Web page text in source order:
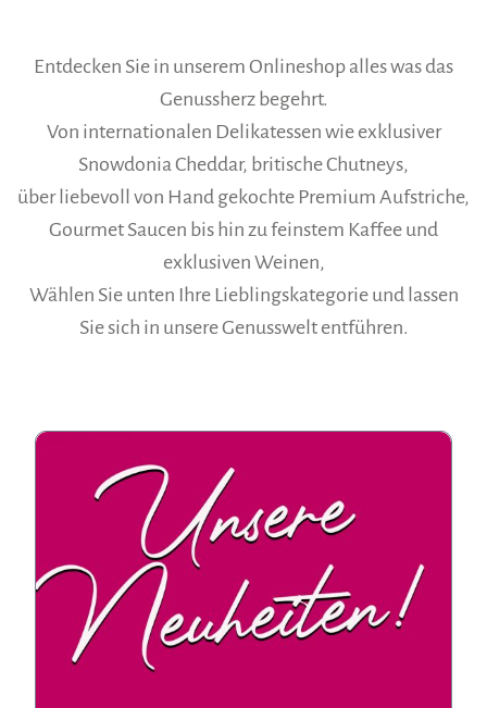
Entdecken Sie in unserem Onlineshop alles was das
Genussherz begehrt.
Von internationalen Delikatessen wie exklusiver
Snowdonia Cheddar, britische Chutneys,
über liebevoll von Hand gekochte Premium Aufstriche,
Gourmet Saucen bis hin zu feinstem Kaffee und
exklusiven Weinen,
Wählen Sie unten Ihre Lieblingskategorie und lassen
Sie sich in unsere Genusswelt entführen.